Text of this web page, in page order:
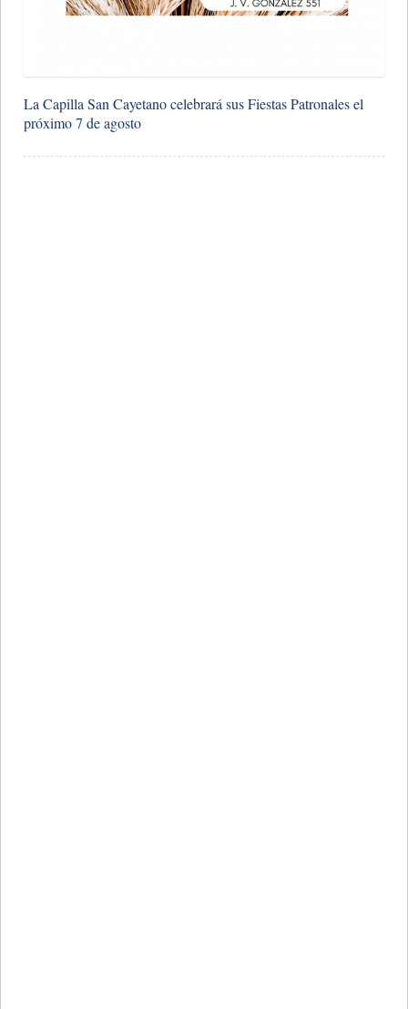
La Capilla San Cayetano celebrará sus Fiestas Patronales el
próximo 7 de agosto